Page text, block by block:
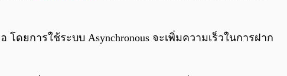
ดยการใช้ระบบ Asynchronous จะเพิ่มความเร็วในการฝาก